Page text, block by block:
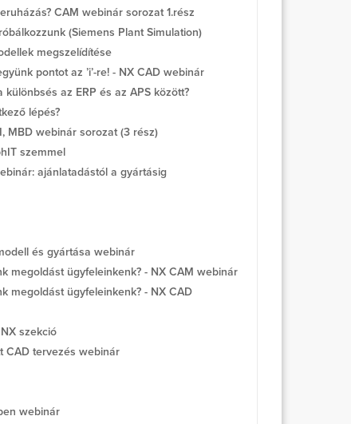
CAM webinár sorozat 1.rész
(Siemens Plant Simulation)
megszelídítése
pontot az ’i’-re! - NX CAD webinár
az ERP és az APS között?
lépés?
MBD webinár sorozat (3 rész)
szemmel
ajánlatadástól a gyártásig
és gyártása webinár
megoldást ügyfeleinkenk? - NX CAM webinár
megoldást ügyfeleinkenk? - NX CAD
szekció
CAD tervezés webinár
webinár